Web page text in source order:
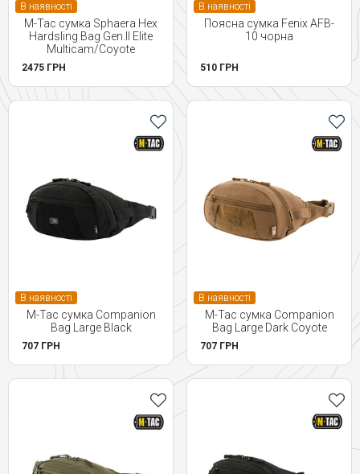
В наявності
M-Tac сумка Sphaera Hex
Hardsling Bag Gen.II Elite
Multicam/Coyote
2475 ГРН
В наявності
Поясна сумка Fenix AFB-
10 чорна
510 ГРН
В наявності
M-Tac сумка Companion
Bag Large Black
707 ГРН
В наявності
M-Tac сумка Companion
Bag Large Dark Coyote
707 ГРН